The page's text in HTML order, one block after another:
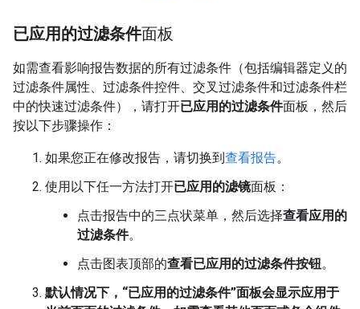
已应用的过滤条件面板
如需查看影响报告数据的所有过滤条件（包括编辑器定义的
过滤条件属性、过滤条件控件、交叉过滤条件和过滤条件栏
中的快速过滤条件），请打开已应用的过滤条件面板，然后
按以下步骤操作：
如果您正在修改报告，请切换到查看报告。
使用以下任一方法打开已应用的滤镜面板：
点击报告中的三点状菜单，然后选择查看应用的
过滤条件。
点击图表顶部的查看已应用的过滤条件按钮。
默认情况下，“已应用的过滤条件”面板会显示应用于